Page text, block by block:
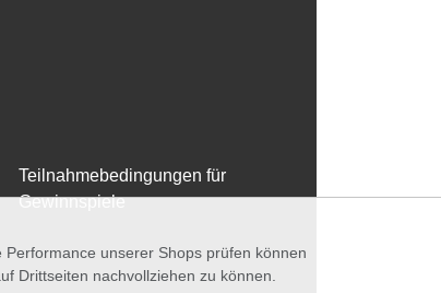
Teilnahmebedingungen für
Gewinnspiele
unserer Shops prüfen können
Drittseiten nachvollziehen zu können.